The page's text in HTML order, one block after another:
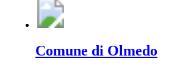
Comune di Olmedo